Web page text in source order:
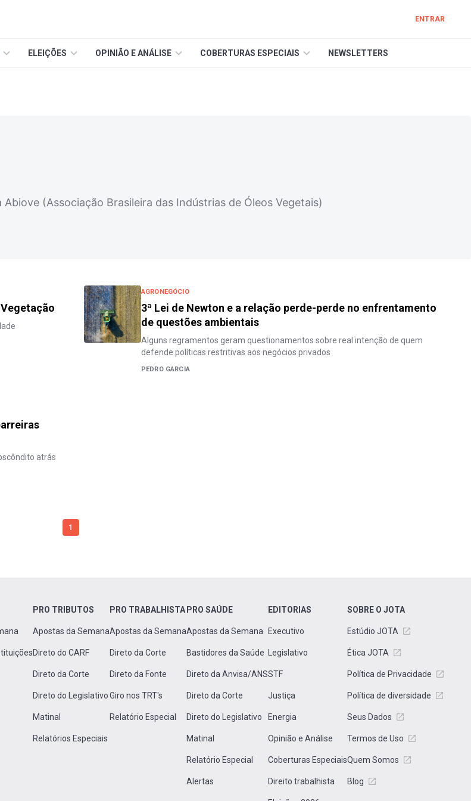
ENTRAR
ELEIÇÕES OPINIÃO E ANÁLISE COBERTURAS ESPECIAIS NEWSLETTERS
(Associação Brasileira das Indústrias de Óleos Vegetais)
AGRONEGÓCIO
3ª Lei de Newton e a relação perde-perde no enfrentamento
de questões ambientais
Alguns regramentos geram questionamentos sobre real intenção de quem
defende políticas restritivas aos negócios privados
PEDRO GARCIA
atrás
1
PRO TRIBUTOS
Apostas da Semana
Direto do CARF
Direto da Corte
Direto do Legislativo
Matinal
Relatórios Especiais
PRO TRABALHISTA
Apostas da Semana
Direto da Corte
Direto da Fonte
Giro nos TRT's
Relatório Especial
PRO SAÚDE
Apostas da Semana
Bastidores da Saúde
Direto da Anvisa/ANS
Direto da Corte
Direto do Legislativo
Matinal
Relatório Especial
Alertas
EDITORIAS
Executivo
Legislativo
STF
Justiça
Energia
Opinião e Análise
Coberturas Especiais
Direito trabalhista
SOBRE O JOTA
Estúdio JOTA
Ética JOTA
Política de Privacidade
Política de diversidade
Seus Dados
Termos de Uso
Quem Somos
Blog